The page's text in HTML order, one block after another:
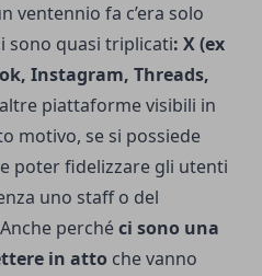
ventennio fa c’era solo
sono quasi triplicati: X (ex
Instagram, Threads,
piattaformevisibili in
motivo, se si possiede
poter fidelizzare gli utenti
uno staff o del
perchéci sono una
in atto che vanno